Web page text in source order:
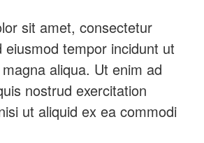
Typographic
Skills
with
Editorial
Design
sit amet, consectetur
eiusmod tempor incidunt ut
aliqua. Ut enim ad
nostrud exercitation
ut aliquid ex ea commodi